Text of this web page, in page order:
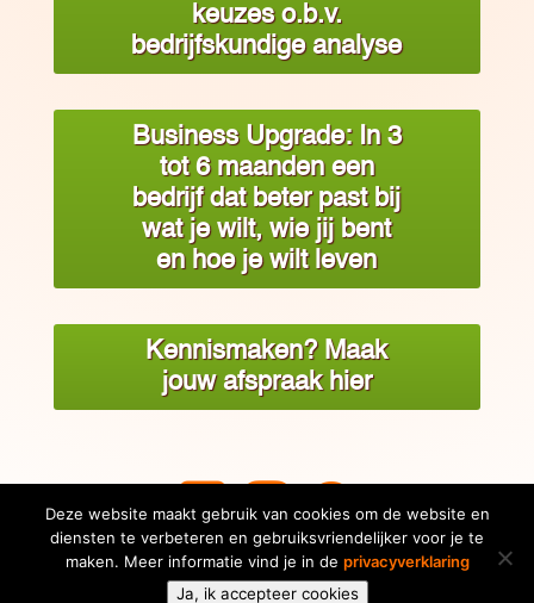
keuzes o.b.v.
bedrijfskundige analyse
Business Upgrade: In 3
tot 6 maanden een
bedrijf dat beter past bij
wat je wilt, wie jij bent
en hoe je wilt leven
Kennismaken? Maak
jouw afspraak hier
  
Deze website maakt gebruik van cookies om de website en
diensten te verbeteren en gebruiksvriendelijker voor je te
maken. Meer informatie vind je in de privacyverklaring
Ja, ik accepteer cookies